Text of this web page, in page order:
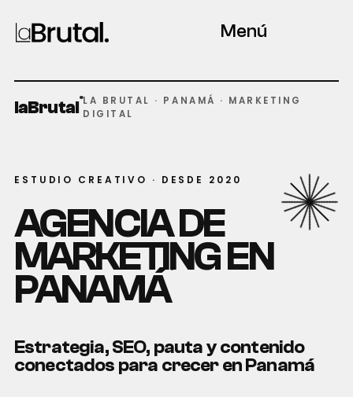
Menú
laBrutal®LA BRUTAL · PANAMÁ · MARKETING
DIGITAL
ESTUDIO CREATIVO · DESDE 2020
AGENCIA DE
MARKETING EN
PANAMÁ®
Estrategia, SEO, pauta y contenido
conectados para crecer en Panamá